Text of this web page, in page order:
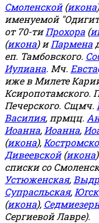
Смоленской(икона
именуемой
от 70-тиПрохора (
(икона) иПармена
еп. Тамбовского.
Иулиана. Мч.
иже в Милете
Ксиропотамского.
Печерского. Сщмч.
Василия, прмцц.
Иоанна, Иоанна,
(икона),
Дивеевской(икона
списки со
Устюженская,
Супрасльская,
(икона),
Сергиевой Лавре).